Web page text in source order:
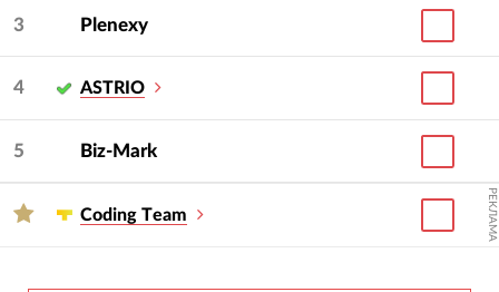
3 Plenexy
4 ASTRIO
5 Biz-Mark
Сoding Тeam РЕКЛАМА